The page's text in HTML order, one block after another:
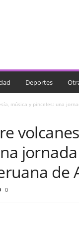
Deportes
música y pinceles: una
de
0